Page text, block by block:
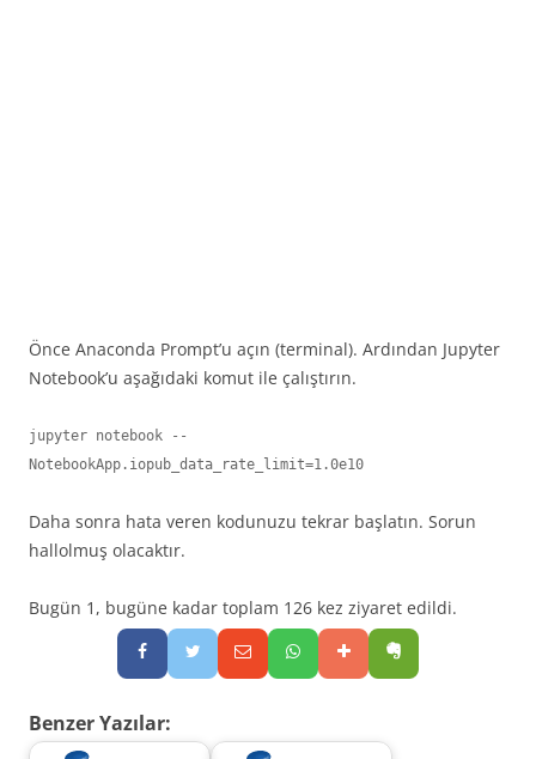
Önce Anaconda Prompt’u açın (terminal). Ardından Jupyter
Notebook’u aşağıdaki komut ile çalıştırın.
jupyter notebook --
NotebookApp.iopub_data_rate_limit=1.0e10
Daha sonra hata veren kodunuzu tekrar başlatın. Sorun
hallolmuş olacaktır.
Bugün 1, bugüne kadar toplam 126 kez ziyaret edildi.
Benzer Yazılar: